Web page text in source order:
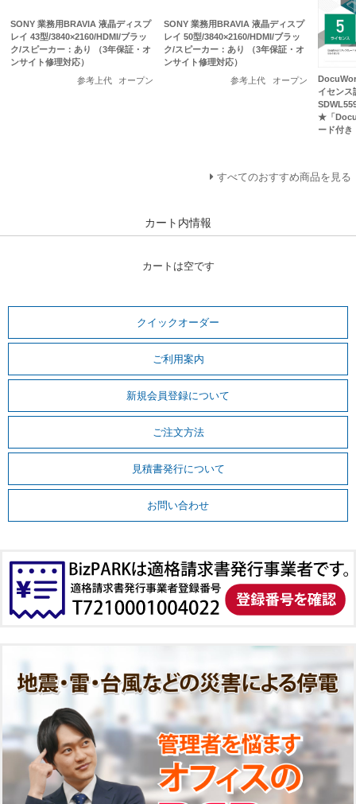
SONY 業務用BRAVIA 液晶ディスプ
レイ 43型/3840×2160/HDMI/ブラッ
ク/スピーカー：あり （3年保証・オ
ンサイト修理対応）
参考上代
オープン
SONY 業務用BRAVIA 液晶ディスプ
レイ 50型/3840×2160/HDMI/ブラッ
ク/スピーカー：あり （3年保証・オ
ンサイト修理対応）
参考上代
オープン
イセンス
★「
ード付き
すべてのおすすめ商品を見る
カート内情報
カートは空です
クイックオーダー
ご利用案内
新規会員登録について
ご注文方法
見積書発行について
お問い合わせ